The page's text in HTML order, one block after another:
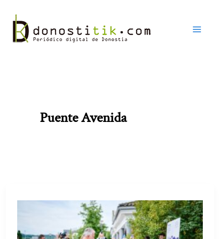
contenido
Puente Avenida